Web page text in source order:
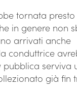
tornata presto
in genere non
arrivati anche
conduttrice
serviva
già fin